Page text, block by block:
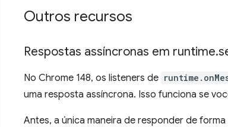
Outros recursos
Respostas assíncronas em runtime.
No Chrome 148, os listeners de
uma resposta assíncrona. Isso funciona se
Antes, a única maneira de responder de